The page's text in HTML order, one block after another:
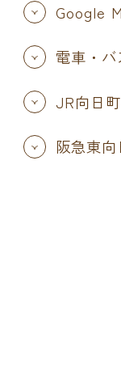
Google
電車・
JR向日
阪急東